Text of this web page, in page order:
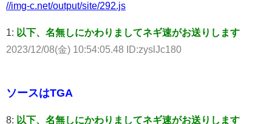
//img-c.net/output/site/292.js
1: 以下、名無しにかわりましてネギ速がお送りします
2023/12/08(金) 10:54:05.48 ID:zyslJc180
ソースはTGA
8: 以下、名無しにかわりましてネギ速がお送りします